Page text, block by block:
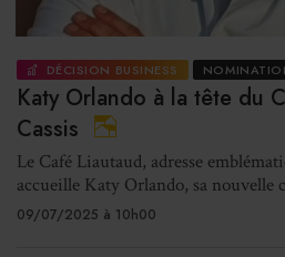
DÉCISION BUSINESS
Katy Orlando à la tête du
Cassis
Le Café Liautaud, adresse
accueille Katy Orlando, sa nouvelle
09/07/2025 à 10h00